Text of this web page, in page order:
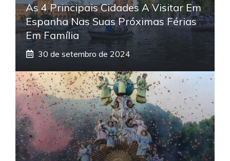
As 4 Principais Cidades A Visitar Em
Espanha Nas Suas Próximas Férias
Em Família
30 de setembro de 2024